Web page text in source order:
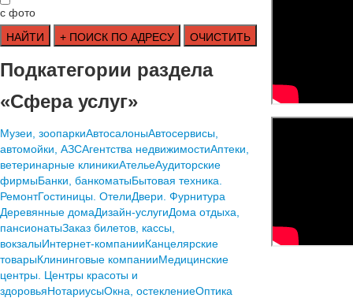
с фото
Подкатегории раздела
«Сфера услуг»
Mузеи, зоопаркиАвтосалоныАвтосервисы,
автомойки, АЗСАгентства недвижимостиАптеки,
ветеринарные клиникиАтельеАудиторские
фирмыБанки, банкоматыБытовая техника.
РемонтГостиницы. ОтелиДвери. Фурнитура
Деревянные домаДизайн-услугиДома отдыха,
пансионатыЗаказ билетов, кассы,
вокзалыИнтернет-компанииКанцелярские
товарыКлининговые компанииМедицинские
центры. Центры красоты и
здоровьяНотариусыОкна, остеклениеОптика